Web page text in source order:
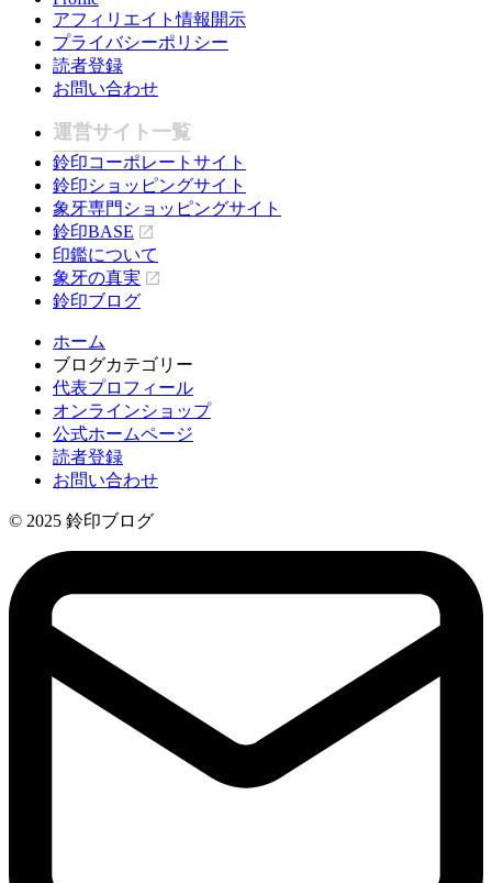
アフィリエイト情報開示
プライバシーポリシー
読者登録
お問い合わせ
運営サイト一覧
鈴印コーポレートサイト
鈴印ショッピングサイト
象牙専門ショッピングサイト
鈴印BASE
印鑑について
象牙の真実
鈴印ブログ
ホーム
ブログカテゴリー
代表プロフィール
オンラインショップ
公式ホームページ
読者登録
お問い合わせ
© 2025 鈴印ブログ